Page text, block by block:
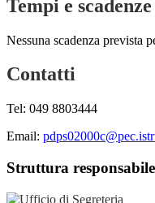
Tempi e scadenze
Nessuna scadenza prevista
Contatti
Tel: 049 8803444
Email:
Struttura